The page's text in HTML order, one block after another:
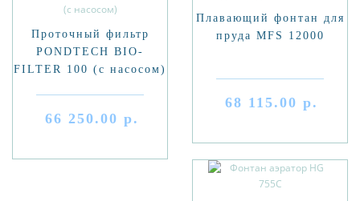
Проточный фильтр
PONDTECH BIO-
FILTER 100 (с насосом)
66 250.00 р.
Плавающий фонтан для
пруда MFS 12000
68 115.00 р.